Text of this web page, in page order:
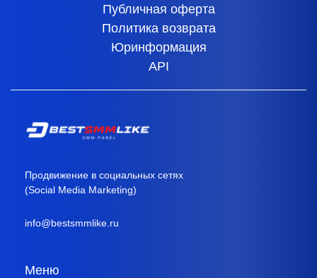
Публичная оферта
Политика возврата
Юринформация
API
Продвижение в социальных сетях
(Social Media Marketing)
info@bestsmmlike.ru
Меню